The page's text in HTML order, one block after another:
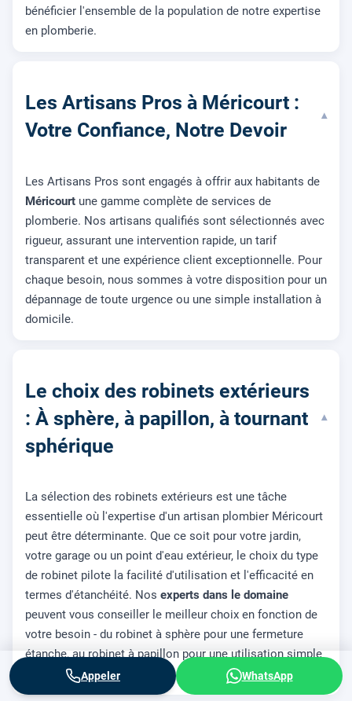
bénéficier l'ensemble de la population de notre expertise
en plomberie.
Les Artisans Pros à Méricourt :
Votre Confiance, Notre Devoir
▾
Les Artisans Pros sont engagés à offrir aux habitants de
Méricourt une gamme complète de services de
plomberie. Nos artisans qualifiés sont sélectionnés avec
rigueur, assurant une intervention rapide, un tarif
transparent et une expérience client exceptionnelle. Pour
chaque besoin, nous sommes à votre disposition pour un
dépannage de toute urgence ou une simple installation à
domicile.
Le choix des robinets extérieurs
: À sphère, à papillon, à tournant
sphérique
▾
La sélection des robinets extérieurs est une tâche
essentielle où l'expertise d'un artisan plombier Méricourt
peut être déterminante. Que ce soit pour votre jardin,
votre garage ou un point d'eau extérieur, le choix du type
de robinet pilote la facilité d'utilisation et l'efficacité en
termes d'étanchéité. Nos experts dans le domaine
peuvent vous conseiller le meilleur choix en fonction de
votre besoin - du robinet à sphère pour une fermeture
étanche, au robinet à papillon pour une utilisation simple
et pratique.Appeler WhatsApp